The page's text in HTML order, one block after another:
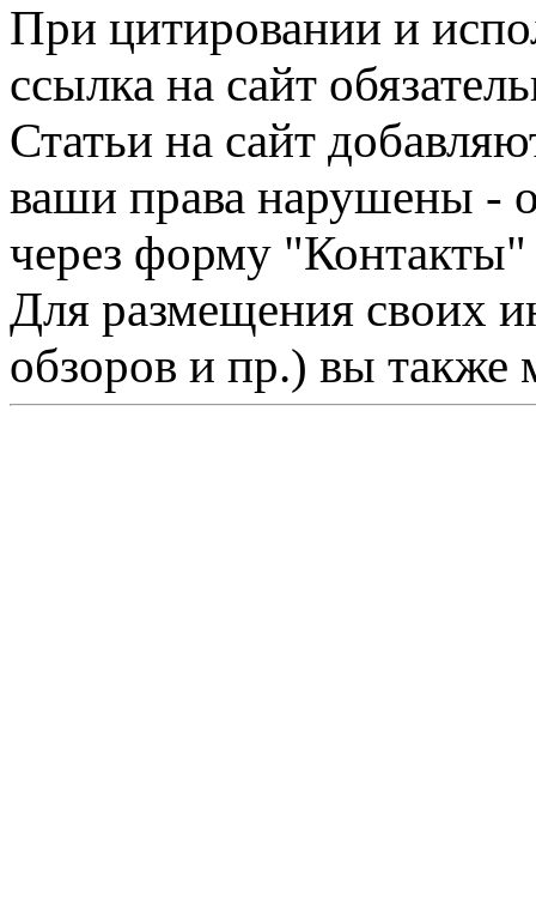
При цитировании и
ссылка на сайт
Статьи на сайт
ваши права нарушены -
через форму "Контакты"
Для размещения своих
обзоров и пр.) вы также